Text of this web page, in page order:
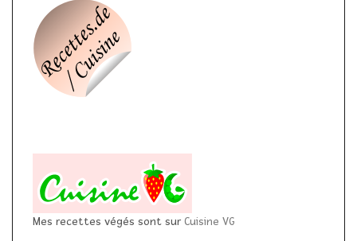
Mes recettes végés sont sur Cuisine VG